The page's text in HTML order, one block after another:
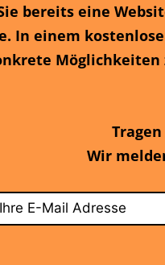
bereits eine
In einem
Möglichkeiten
Wir